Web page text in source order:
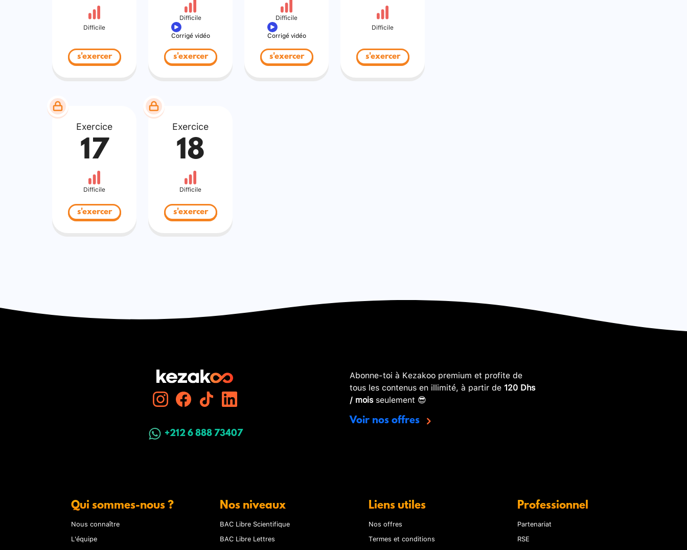
Difficile
s'exercer
Difficile
Corrigé vidéo
s'exercer
Difficile
Corrigé vidéo
s'exercer
Difficile
s'exercer
Exercice
17
Difficile
s'exercer
Exercice
18
Difficile
s'exercer
+212 6 888 73407
Abonne-toi à Kezakoo premium et profite de
tous les contenus en illimité, à partir de 120 Dhs
/ moisseulement 😎
Voir nos offres
Qui sommes-nous ?
Nous connaître
L'équipe
Nos niveaux
BAC Libre Scientifique
BAC Libre Lettres
Liens utiles
Nos offres
Termes et conditions
Professionnel
Partenariat
RSE